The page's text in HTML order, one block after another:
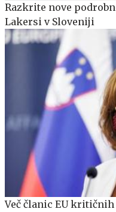
Razkrite nove
Lakersi v Sloveniji
Več članic EU